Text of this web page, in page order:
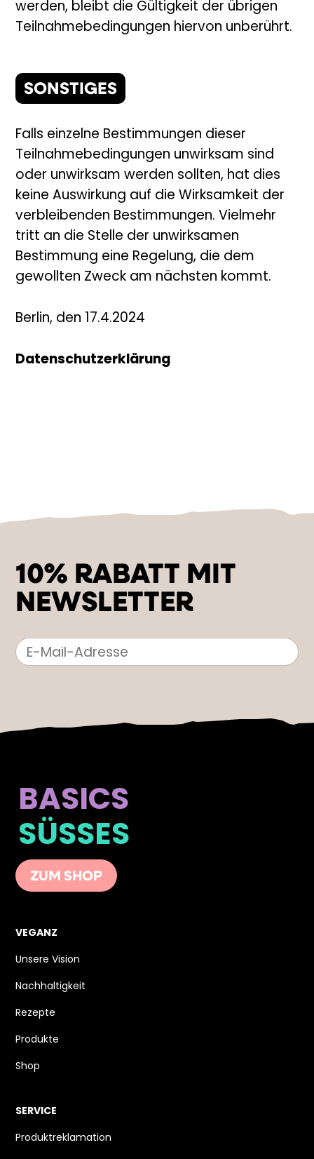
werden, bleibt die Gültigkeit der übrigen
Teilnahmebedingungen hiervon unberührt.
SONSTIGES
Falls einzelne Bestimmungen dieser
Teilnahmebedingungen unwirksam sind
oder unwirksam werden sollten, hat dies
keine Auswirkung auf die Wirksamkeit der
verbleibenden Bestimmungen. Vielmehr
tritt an die Stelle der unwirksamen
Bestimmung eine Regelung, die dem
gewollten Zweck am nächsten kommt.
Berlin, den 17.4.2024
Datenschutzerklärung
10% RABATT MIT
NEWSLETTER
BASICS
SÜSSES
ZUM SHOP
VEGANZ
Unsere Vision
Nachhaltigkeit
Rezepte
Produkte
Shop
SERVICE
Produktreklamation